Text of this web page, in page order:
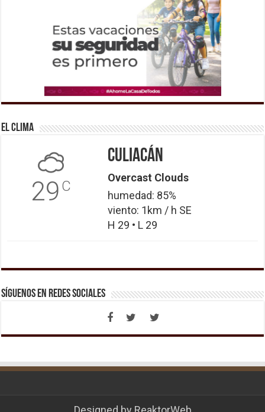
El Clima
29 C
Culiacán
Overcast Clouds
humedad: 85%
viento: 1km / h SE
H 29 • L 29
Síguenos en Redes Sociales